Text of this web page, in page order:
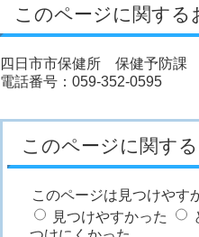
このページに関する
四日市市保健所 保健予防課
電話番号：059-352-0595
このページに関す
このページは見つけやす
見つけやすかった